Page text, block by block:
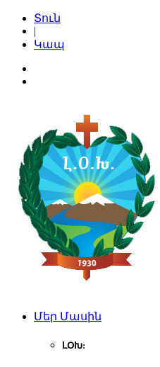
Տուն
|
Կապ
Մեր Մասին
ԼՕԽ: